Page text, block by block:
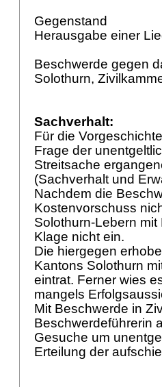
Gegenstand
Herausgabe einer
Beschwerde gegen
Solothurn,
Sachverhalt:
Für die
Frage der
Streitsache
(Sachverhalt und
Nachdem die
Kostenvorschuss
Solothurn-Lebern
Klage nicht ein.
Die hiergegen
Kantons Solothurn
eintrat. Ferner wies
mangels
Mit Beschwerde in
Beschwerdeführerin
Gesuche um
Erteilung der